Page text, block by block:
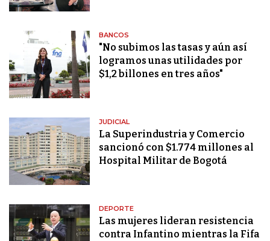
BANCOS
"No subimos las tasas y aún así
logramos unas utilidades por
$1,2 billones en tres años"
JUDICIAL
La Superindustria y Comercio
sancionó con $1.774 millones al
Hospital Militar de Bogotá
DEPORTE
Las mujeres lideran resistencia
contra Infantino mientras la Fifa